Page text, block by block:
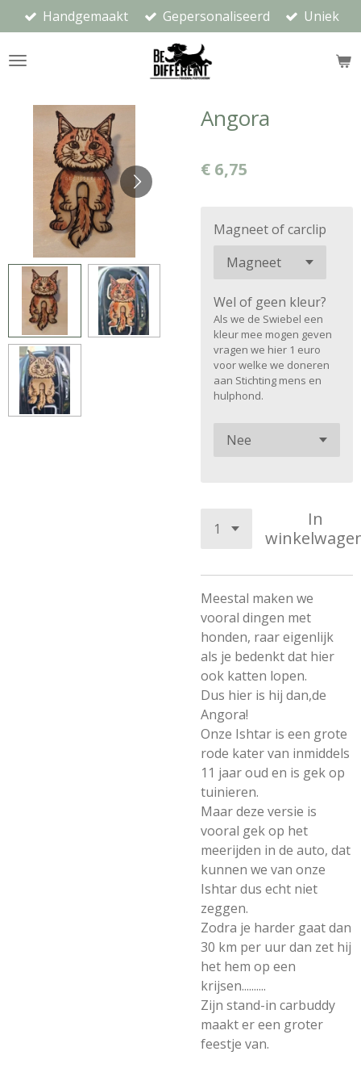
direct
naar
Handgemaakt Gepersonaliseerd Uniek
Angora
€ 6,75
Magneet of carclip
Wel of geen kleur?
Als we de Swiebel een
kleur mee mogen geven
vragen we hier 1 euro
voor welke we doneren
aan Stichting mens en
hulphond.
In
Meestal maken we
vooral dingen met
honden, raar eigenlijk
als je bedenkt dat hier
ook katten lopen.
Dus hier is hij dan,de
Angora!
Onze Ishtar is een grote
rode kater van inmiddels
11 jaar oud en is gek op
tuinieren.
Maar deze versie is
vooral gek op het
meerijden in de auto, dat
kunnen we van onze
Ishtar dus echt niet
zeggen.
Zodra je harder gaat dan
30 km per uur dan zet hij
het hem op een
krijsen..........
Zijn stand-in carbuddy
maakt er een groter
feestje van.